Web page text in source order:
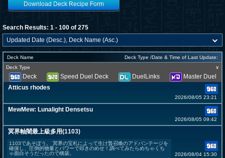
Download Deck Recipe Form
Search Results: 1 - 100 of 275
Deck Name
Deck Type /Date & Time of Last Update:
Deck Type
∨
Deck Speed Duel Deck DuelLinks
Master Duel
Atticus rhodes
2026/08/05 23:21
MewMew: Lunalight Densetsu
2026/08/05 09:42
冥界軸闇最上級多用(1103)
1103であそぼう。 冥界の宝札によって生け贄召喚のアドバンテージを
確保し、圧倒的物量とパワーで叩きのめせ！調べてみたらめちゃくち
ゃ面白そうだったので構築。
2026/08/04 15:30